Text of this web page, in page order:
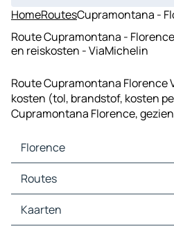
HomeRoutesCupramontana -
Route Cupramontana -
en reiskosten - ViaMichelin
Route Cupramontana Florence
kosten (tol, brandstof, kosten
Cupramontana Florence,
Florence
Florence Kaarten
Florence Verkeer
Florence Hotels
Florence Restaurants
Routes
Routes Florence - Genua
Routes Florence - Bologna
Kaarten